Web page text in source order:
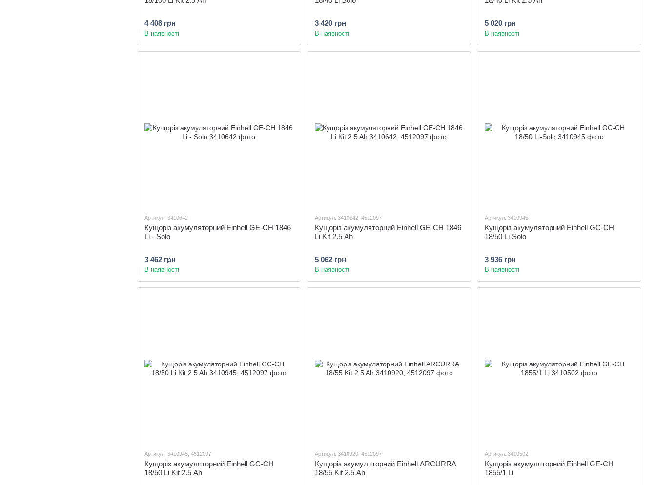
4 408 грн
В наявності
3 420 грн
В наявності
5 020 грн
В наявності
Артикул: 3410642
Кущоріз акумуляторний Einhell GE-CH 1846
Li - Solo
3 462 грн
В наявності
Артикул: 3410642, 4512097
Кущоріз акумуляторний Einhell GE-CH 1846
Li Kit 2.5 Ah
5 062 грн
В наявності
Артикул: 3410945
Кущоріз акумуляторний Einhell GC-CH
18/50 Li-Solo
3 936 грн
В наявності
Артикул: 3410945, 4512097
Кущоріз акумуляторний Einhell GC-CH
18/50 Li Kit 2.5 Ah
Артикул: 3410920, 4512097
Кущоріз акумуляторний Einhell ARCURRA
18/55 Kit 2.5 Ah
Артикул: 3410502
Кущоріз акумуляторний Einhell GE-CH
1855/1 Li